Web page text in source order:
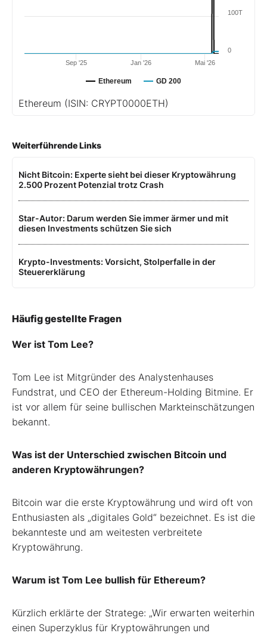
Ethereum GD 200
Sep '25 Jan '26 Mai '26
0
100T
Ethereum (ISIN: CRYPT0000ETH)
Weiterführende Links
Nicht Bitcoin: Experte sieht bei dieser Kryptowährung
2.500 Prozent Potenzial trotz Crash
Star-Autor: Darum werden Sie immer ärmer und mit
diesen Investments schützen Sie sich
Krypto-Investments: Vorsicht, Stolperfalle in der
Steuererklärung
Häufig gestellte Fragen
Wer ist Tom Lee?
Tom Lee ist Mitgründer des Analystenhauses
Fundstrat, und CEO der Ethereum-Holding Bitmine. Er
ist vor allem für seine bullischen Markteinschätzungen
bekannt.
Was ist der Unterschied zwischen Bitcoin und
anderen Kryptowährungen?
Bitcoin war die erste Kryptowährung und wird oft von
Enthusiasten als „digitales Gold“ bezeichnet. Es ist die
bekannteste und am weitesten verbreitete
Kryptowährung.
Warum ist Tom Lee bullish für Ethereum?
Kürzlich erklärte der Stratege: „Wir erwarten weiterhin
einen Superzyklus für Kryptowährungen und